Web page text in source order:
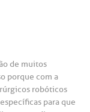
de muitos
porque com a
robóticos
para que